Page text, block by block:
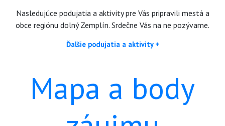
Nasledujúce podujatia a aktivity pre Vás pripravili mestá a
obce regiónu dolný Zemplín. Srdečne Vás na ne pozývame.
Ďalšie podujatia a aktivity +
Mapa a body